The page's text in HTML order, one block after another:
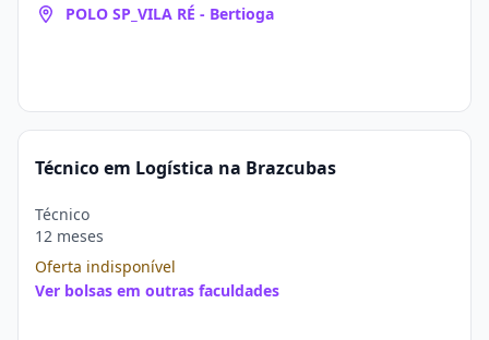
POLO SP_VILA RÉ - Bertioga
Técnico em Logística na Brazcubas
Técnico
12 meses
Oferta indisponível
Ver bolsas em outras faculdades